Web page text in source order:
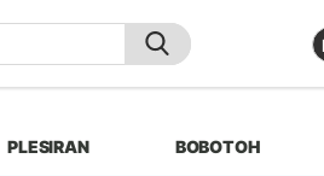
PLESIRAN BOBOTOH